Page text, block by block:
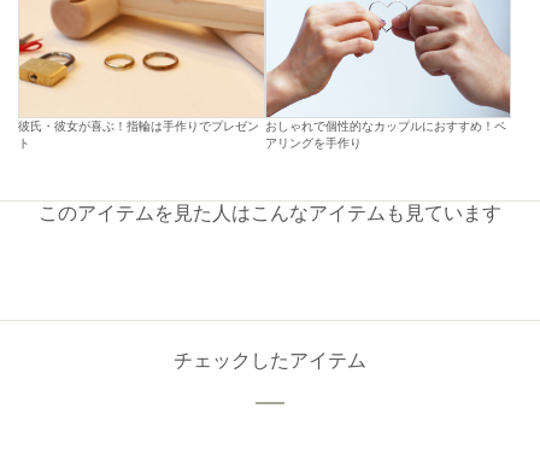
彼氏・彼女が喜ぶ！指輪は手作りでプレゼン
ト
おしゃれで個性的なカップルにおすすめ！ペ
アリングを手作り
このアイテムを見た人はこんなアイテムも見ています
チェックしたアイテム